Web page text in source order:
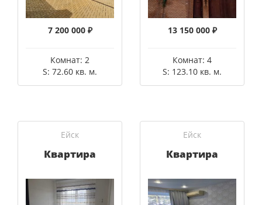
7 200 000 ₽
Комнат: 2
S: 72.60 кв. м.
13 150 000 ₽
Комнат: 4
S: 123.10 кв. м.
Ейск
Квартира
Ейск
Квартира